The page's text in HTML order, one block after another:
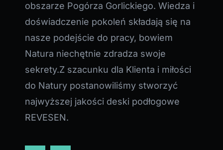
obszarze Pogórza Gorlickiego. Wiedza i
doświadczenie pokoleń składają się na
nasze podejście do pracy, bowiem
Natura niechętnie zdradza swoje
sekrety.Z szacunku dla Klienta i miłości
do Natury postanowiliśmy stworzyć
najwyższej jakości deski podłogowe
REVESEN.